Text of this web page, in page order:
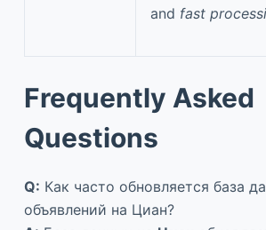
and fast
Frequently Asked
Questions
Q: Как часто обновляется база
объявлений на Циан?